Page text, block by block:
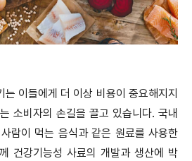
이들에게 더 이상 비용이 중요해지지
소비자의 손길을 끌고 있습니다. 국내
람이 먹는 음식과 같은 원료를 사용한
건강기능성 사료의 개발과 생산에 박